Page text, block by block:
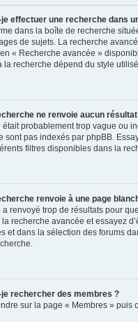
effectuer une recherche dans
dans la boîte de recherche
de sujets. La recherche
« Recherche avancée »
la recherche dépend du style
ne renvoie aucun
était probablement trop vague ou
sont pas indexés par phpBB.
filtres disponibles dans la
renvoie à une page
a renvoyé trop de résultats pour
recherche avancée et essayez
et dans la sélection des forums
rechercher des membres ?
sur la page « Membres » puis